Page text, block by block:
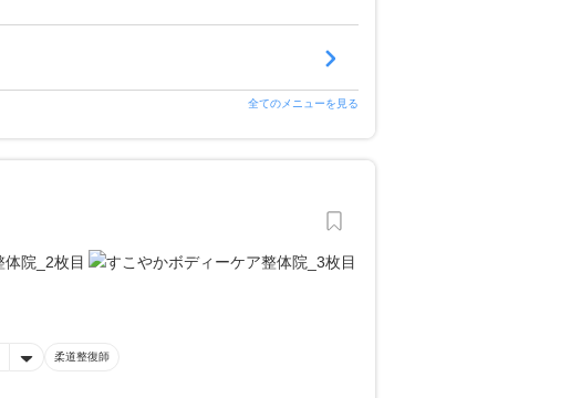
全てのメニューを見る
柔道整復師